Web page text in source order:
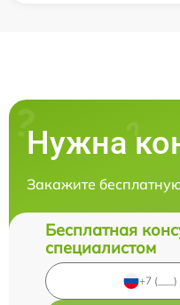
Нужна
Закажите
Бесплатная
специалистом